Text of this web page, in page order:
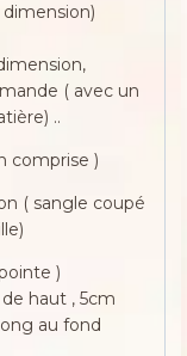
( avec un
..
comprise )
( sangle coupé
)
haut , 5cm
au fond